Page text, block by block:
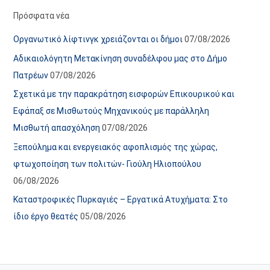
α
ρ
τ
ή
σ
ε
ω
ν
ε
ρ
θ
ρ
ω
ν
ι
σ
τ
ο
χ
ο
Πρόσφατα νέα
Οργανωτικό λίφτινγκ χρειάζονται οι δήμοι07/08/2026
Αδικαιολόγητη Μετακίνηση συναδέλφου μας στο Δήμο
Πατρέων07/08/2026
Σχετικά με την παρακράτηση εισφορών Επικουρικού και
Εφάπαξ σε Μισθωτούς Μηχανικούς με παράλληλη
Μισθωτή απασχόληση 07/08/2026
Ξεπούλημα και ενεργειακός αφοπλισμός της χώρας,
φτωχοποίηση των πολιτών- Γιούλη Ηλιοπούλου
06/08/2026
Καταστροφικές Πυρκαγιές – Εργατικά Ατυχήματα: Στο
ίδιο έργο θεατές 05/08/2026